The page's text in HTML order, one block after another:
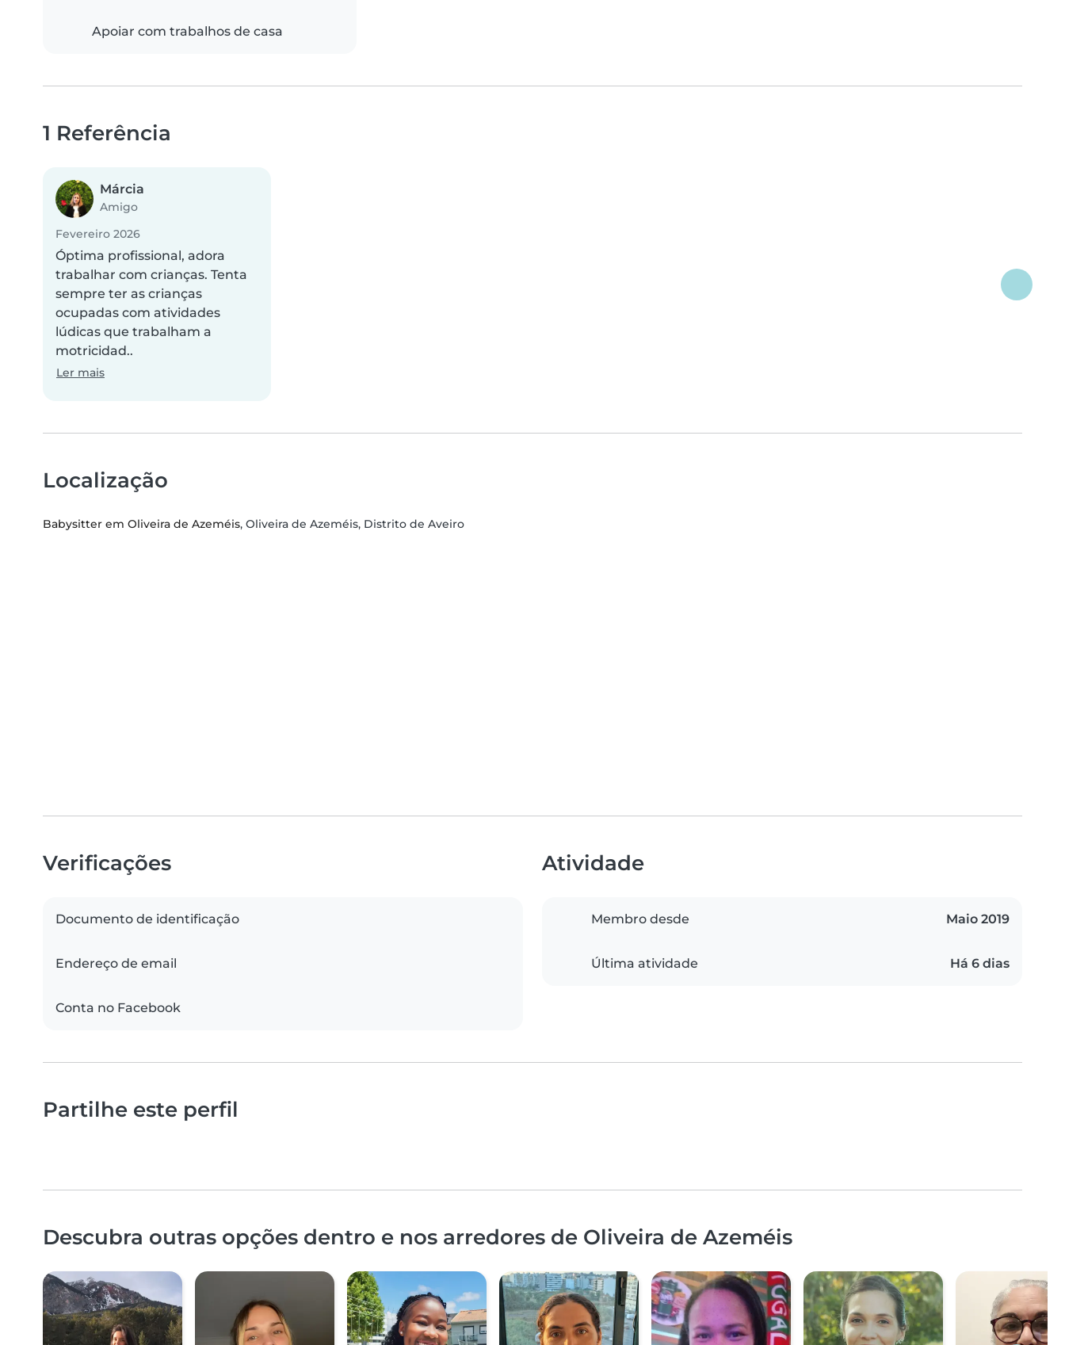
Apoiar com trabalhos de casa
1 Referência
Márcia
Amigo
Fevereiro 2026
Óptima profissional, adora
trabalhar com crianças. Tenta
sempre ter as crianças
ocupadas com atividades
lúdicas que trabalham a
motricidad..
Ler mais
Localização
Babysitter em Oliveira de Azeméis, Oliveira de Azeméis, Distrito de Aveiro
Verificações
Documento de identificação
Endereço de email
Conta no Facebook
Atividade
Membro desde Maio 2019
Última atividade Há 6 dias
Partilhe este perfil
Descubra outras opções dentro e nos arredores de Oliveira de Azeméis